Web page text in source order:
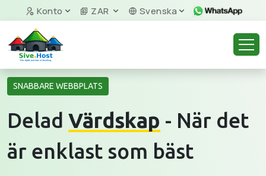
Konto ZAR Svenska
SNABBARE WEBBPLATS
Delad Värdskap - När det
är enklast som bäst